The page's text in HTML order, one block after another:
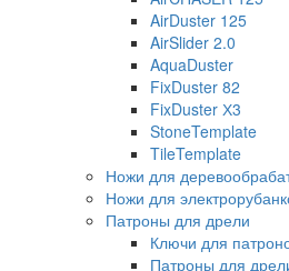
AirDuster 125
AirSlider 2.0
AquaDuster
FixDuster 82
FixDuster Х3
StoneTemplate
TileTemplate
Ножи для
Ножи для
Патроны для дрели
Ключи для
Патроны для